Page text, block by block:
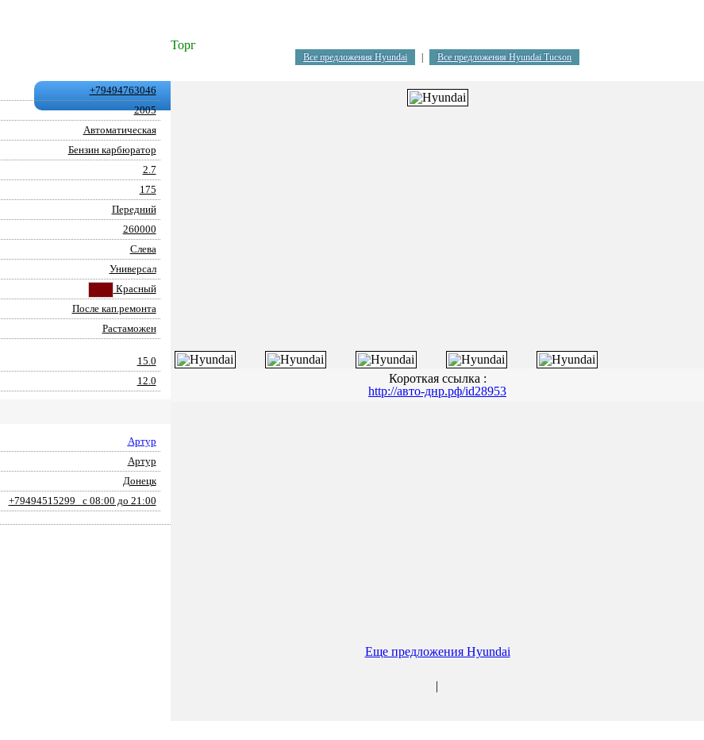
Торг
Все предложения Hyundai Все предложения Hyundai Tucson
+79494763046
2005
Автоматическая
Бензин карбюратор
2.7
175
Передний
260000
Слева
Универсал
Красный
После кап.ремонта
Растаможен
15.0
12.0
Артур
Артур
Донецк
+79494515299 с 08:00 до 21:00
Короткая ссылка :
http://авто-днр.рф/id28953
Еще предложения Hyundai
|